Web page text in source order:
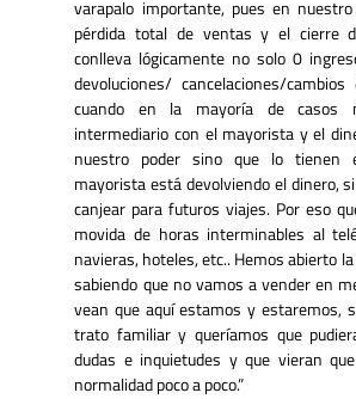
varapalo importante, pues en
pérdida total de ventas y el cierre
conlleva lógicamente no solo 0
devoluciones/ cancelaciones/
cuando en la mayoría de casos
intermediario con el mayorista y el
nuestro poder sino que lo tienen
mayorista está devolviendo el dinero,
canjear para futuros viajes. Por eso
movida de horas interminables al
navieras, hoteles, etc.. Hemos abierto
sabiendo que no vamos a vender en
vean que aquí estamos y estaremos,
trato familiar y queríamos que
dudas e inquietudes y que vieran
normalidad poco a poco.”